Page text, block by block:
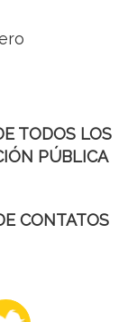
TODOS LOS
PÚBLICA
CONTATOS